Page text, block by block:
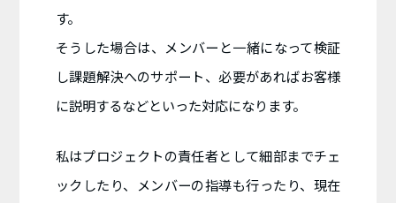
す。
そうした場合は、メンバーと一緒になって検証
し課題解決へのサポート、必要があればお客様
に説明するなどといった対応になります。
私はプロジェクトの責任者として細部までチェ
ックしたり、メンバーの指導も行ったり、現在